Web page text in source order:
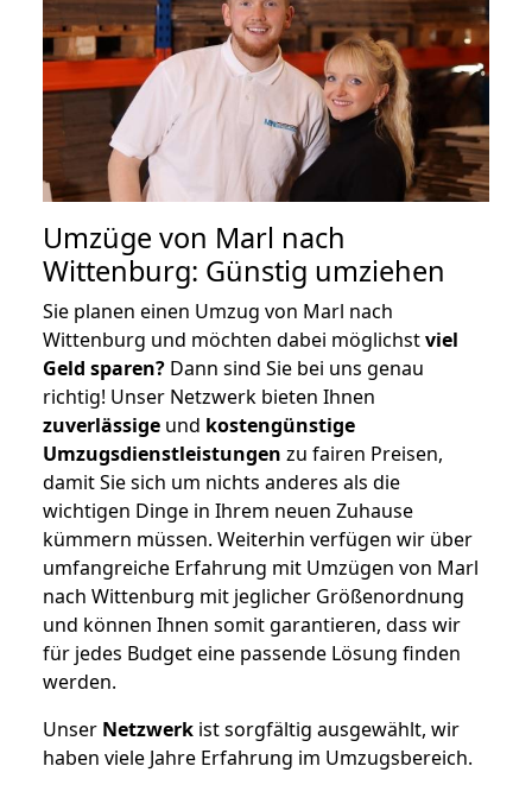
Umzüge von Marl nach
Wittenburg: Günstig umziehen
Sie planen einen Umzug von Marl nach
Wittenburg und möchten dabei möglichstviel
Geld sparen? Dann sind Sie bei uns genau
richtig! Unser Netzwerk bieten Ihnen
zuverlässige und kostengünstige
Umzugsdienstleistungen zu fairen Preisen,
damit Sie sich um nichts anderes als die
wichtigen Dinge in Ihrem neuen Zuhause
kümmern müssen. Weiterhin verfügen wir über
umfangreiche Erfahrung mit Umzügen von Marl
nach Wittenburg mit jeglicher Größenordnung
und können Ihnen somit garantieren, dass wir
für jedes Budget eine passende Lösung finden
werden.
Unser Netzwerk ist sorgfältig ausgewählt, wir
haben viele Jahre Erfahrung im Umzugsbereich.